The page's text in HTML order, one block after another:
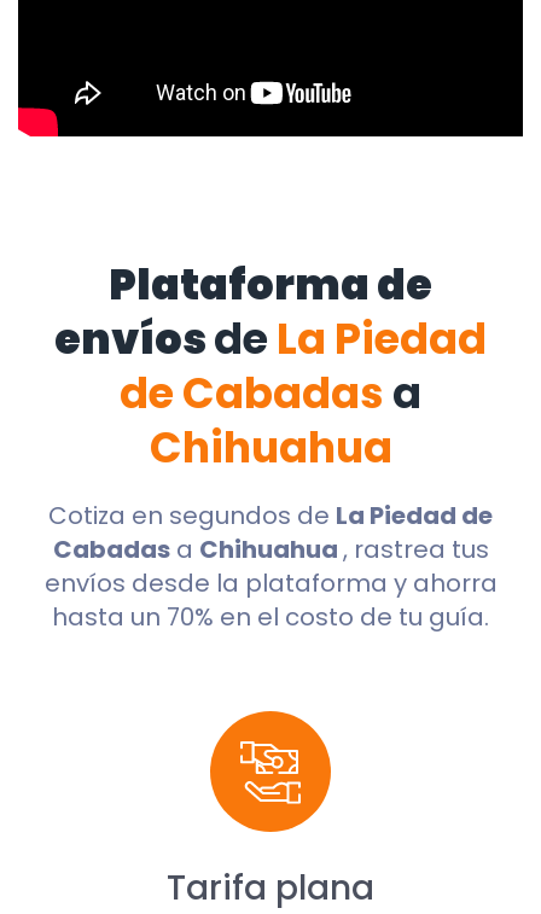
Plataforma de
envíosde La Piedad
de Cabadas a
Chihuahua
Cotiza en segundos de La Piedad de
Cabadasa Chihuahua, rastrea tus
envíos desde la plataforma y ahorra
hasta un 70% en el costo de tu guía.
Tarifa plana